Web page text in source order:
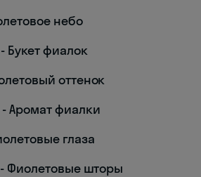
небо
Букет фиалок
оттенок
Аромат фиалки
глаза
Фиолетовые шторы